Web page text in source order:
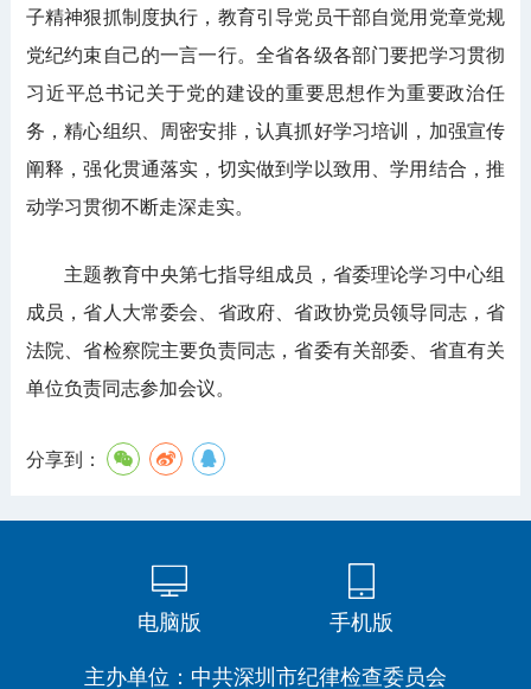
子精神狠抓制度执行，教育引导党员干部自觉用党章党规
党纪约束自己的一言一行。全省各级各部门要把学习贯彻
习近平总书记关于党的建设的重要思想作为重要政治任
务，精心组织、周密安排，认真抓好学习培训，加强宣传
阐释，强化贯通落实，切实做到学以致用、学用结合，推
动学习贯彻不断走深走实。
主题教育中央第七指导组成员，省委理论学习中心组
成员，省人大常委会、省政府、省政协党员领导同志，省
法院、省检察院主要负责同志，省委有关部委、省直有关
单位负责同志参加会议。
分享到：
电脑版 手机版
主办单位：中共深圳市纪律检查委员会